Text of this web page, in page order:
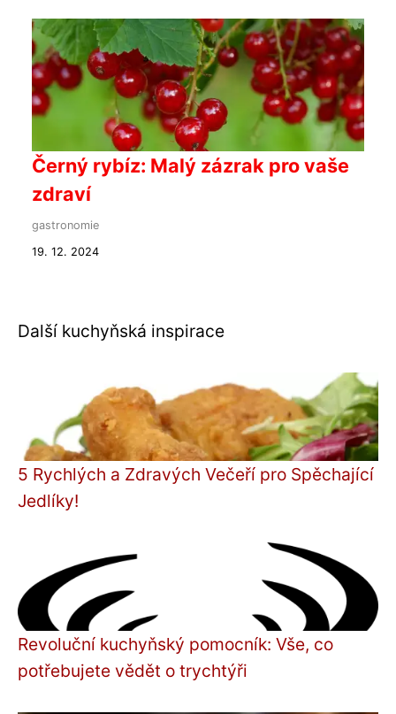
Černý rybíz: Malý zázrak pro vaše
zdraví
gastronomie
19. 12. 2024
Další kuchyňská inspirace
5 Rychlých a Zdravých Večeří pro Spěchající
Jedlíky!
Revoluční kuchyňský pomocník: Vše, co
potřebujete vědět o trychtýři